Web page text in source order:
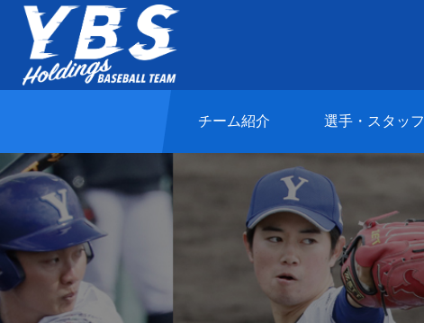
チーム紹介 選手・スタッフ